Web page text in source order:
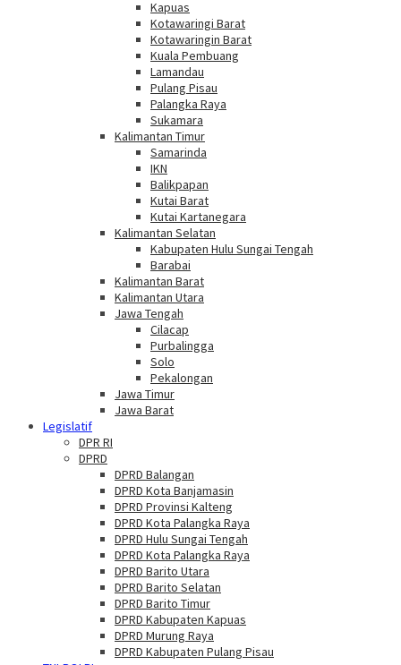
Kapuas
Kotawaringi Barat
Kotawaringin Barat
Kuala Pembuang
Lamandau
Pulang Pisau
Palangka Raya
Sukamara
Kalimantan Timur
Samarinda
IKN
Balikpapan
Kutai Barat
Kutai Kartanegara
Kalimantan Selatan
Kabupaten Hulu Sungai Tengah
Barabai
Kalimantan Barat
Kalimantan Utara
Jawa Tengah
Cilacap
Purbalingga
Solo
Pekalongan
Jawa Timur
Jawa Barat
Legislatif
DPR RI
DPRD
DPRD Balangan
DPRD Kota Banjamasin
DPRD Provinsi Kalteng
DPRD Kota Palangka Raya
DPRD Hulu Sungai Tengah
DPRD Kota Palangka Raya
DPRD Barito Utara
DPRD Barito Selatan
DPRD Barito Timur
DPRD Kabupaten Kapuas
DPRD Murung Raya
DPRD Kabupaten Pulang Pisau